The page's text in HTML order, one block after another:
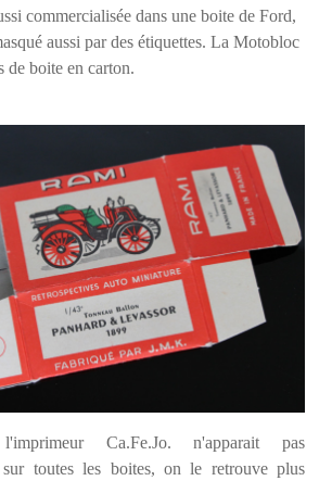
commercialisée dans une boite de Ford,
aussi par des étiquettes. La Motobloc
de boite en carton.
Ca.Fe.Jo. n'apparait pas
sur toutes les boites, on le retrouve plus